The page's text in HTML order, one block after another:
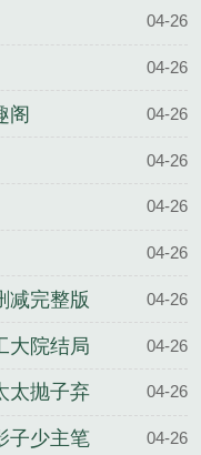
04-26
04-26
阁 04-26
04-26
04-26
04-26
减完整版 04-26
大院结局 04-26
太抛子弃
04-26
子少主笔 04-26